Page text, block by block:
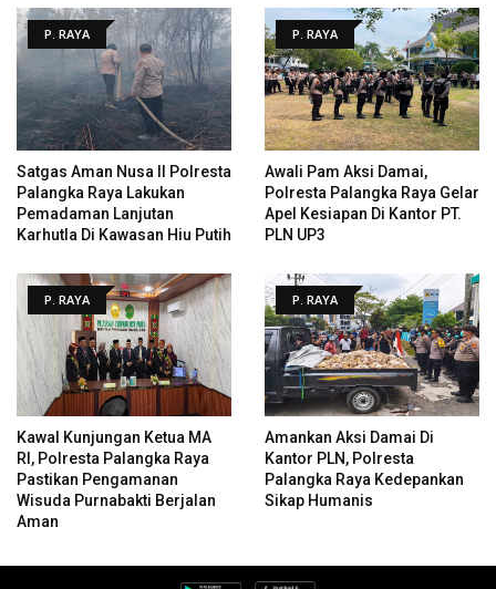
P. RAYA
Satgas Aman Nusa II Polresta
Palangka Raya Lakukan
Pemadaman Lanjutan
Karhutla Di Kawasan Hiu Putih
P. RAYA
Awali Pam Aksi Damai,
Polresta Palangka Raya Gelar
Apel Kesiapan Di Kantor PT.
PLN UP3
P. RAYA
Kawal Kunjungan Ketua MA
RI, Polresta Palangka Raya
Pastikan Pengamanan
Wisuda Purnabakti Berjalan
Aman
P. RAYA
Amankan Aksi Damai Di
Kantor PLN, Polresta
Palangka Raya Kedepankan
Sikap Humanis